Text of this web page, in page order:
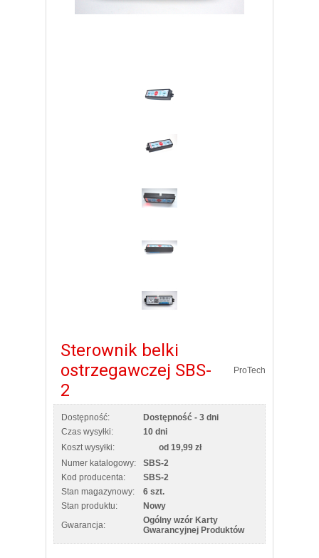
Sterownik belki
ostrzegawczej SBS-
2
ProTech
Dostępność:
Dostępność - 3 dni
Czas wysyłki:
10 dni
Koszt wysyłki:
od 19,99 zł
Numer katalogowy:
SBS-2
Kod producenta:
SBS-2
Stan magazynowy:
6 szt.
Stan produktu:
Nowy
Gwarancja:
Ogólny wzór Karty
Gwarancyjnej Produktów